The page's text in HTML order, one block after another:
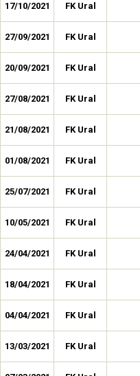
17/10/2021 FK Ural
27/09/2021 FK Ural
20/09/2021 FK Ural
27/08/2021 FK Ural
21/08/2021 FK Ural
01/08/2021 FK Ural
25/07/2021 FK Ural
10/05/2021 FK Ural
24/04/2021 FK Ural
18/04/2021 FK Ural
04/04/2021 FK Ural
13/03/2021 FK Ural